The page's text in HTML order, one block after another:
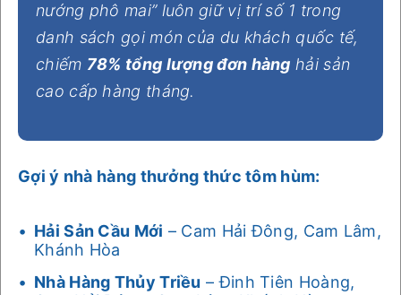
nướng phô mai” luôn giữ vị trí số 1 trong
danh sách gọi món của du khách quốc tế,
chiếm 78% tổng lượng đơn hàng hải sản
cao cấp hàng tháng.
Gợi ý nhà hàng thưởng thức tôm hùm:
Hải Sản Cầu Mới – Cam Hải Đông, Cam Lâm,
Khánh Hòa
Nhà Hàng Thủy Triều – Đinh Tiên Hoàng,